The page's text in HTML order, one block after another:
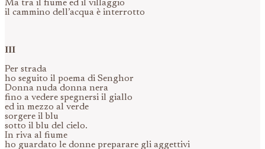
Ma tra il fiume ed il villaggio
il cammino dell’acqua è interrotto
III
Per strada
ho seguito il poema di Senghor
Donna nuda donna nera
fino a vedere spegnersi il giallo
ed in mezzo al verde
sorgere il blu
sotto il blu del cielo.
In riva al fiume
ho guardato le donne preparare gli aggettivi